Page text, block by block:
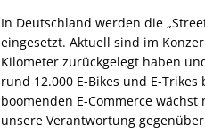
In Deutschland werden die
eingesetzt. Aktuell sind im
Kilometer zurückgelegt haben
rund 12.000 E-Bikes und E-
boomenden E-Commerce
unsere Verantwortung